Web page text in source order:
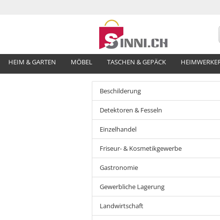
HEIM & GARTEN MÖBEL TASCHEN & GEPÄCK
Beschilderung
Detektoren & Fesseln
Einzelhandel
Friseur- & Kosmetikgewerbe
Gastronomie
Gewerbliche Lagerung
Landwirtschaft